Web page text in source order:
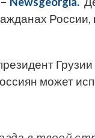
Грузии
может